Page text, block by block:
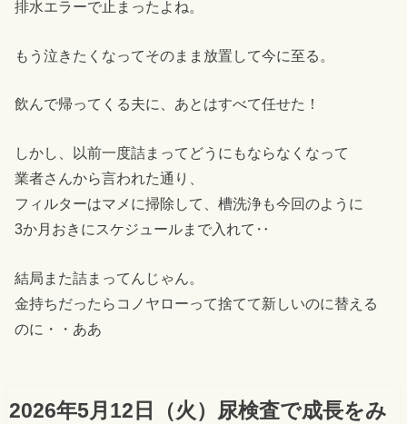
排水エラーで止まったよね。
もう泣きたくなってそのまま放置して今に至る。
飲んで帰ってくる夫に、あとはすべて任せた！
しかし、以前一度詰まってどうにもならなくなって
業者さんから言われた通り、
フィルターはマメに掃除して、槽洗浄も今回のように
3か月おきにスケジュールまで入れて‥
結局また詰まってんじゃん。
金持ちだったらコノヤローって捨てて新しいのに替える
のに・・ああ
2026年5月12日（火）尿検査で成長をみ